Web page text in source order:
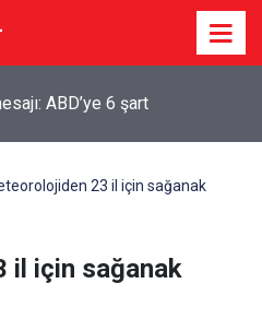
ABD’ye 6 şart
23 il için sağanak
il için sağanak